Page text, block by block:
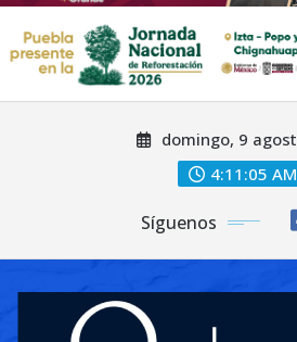
domingo, 9
4:11:06 AM
Síguenos